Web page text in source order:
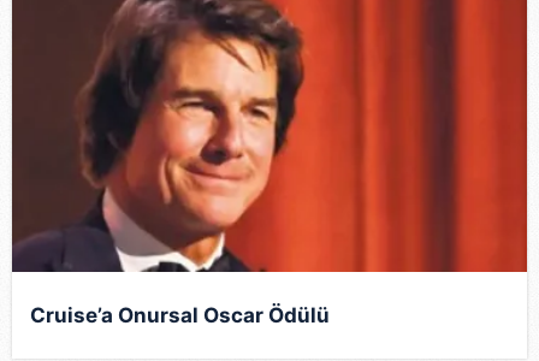
vasıtasıyla belirleyebilirsiniz. Çerezlere ilişkin detaylı bilgi
için Ayarlar butonuna tıklayabilir,Çerez Bilgilendirme
Metnimiziziyaret edebilirsiniz.
6698 sayılı Kişisel Verilerin Korunması Kanunu uyarınca
hazırlanmış Aydınlatma Metnimizi okumak ve sitemizde
ilgili mevzuata uygun olarak kullanılan çerezlerle ilgili bilgi
almak için lütfen
tıklayınız.
Cruise’a Onursal Oscar Ödülü